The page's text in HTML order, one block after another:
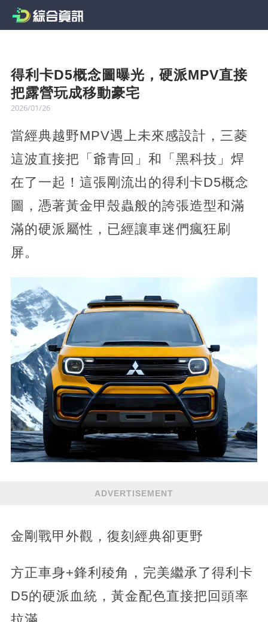
得利卡D5概念圖曝光，硬派MPV直接
把露營玩成移動豪宅
2026/01/26
當經典越野MPV遇上未來感設計，三菱
這波直接把「爺青回」和「黑科技」焊
在了一起！這張剛流出的得利卡D5概念
圖，憑著黃金甲殼蟲般的誇張造型和滿
滿的硬派屬性，已經讓車迷們瘋狂刷
屏。
ADVERTISEMENT
金剛戰甲外觀，復刻經典卻更野
方正車身+鋒利稜角，完美繼承了得利卡
D5的硬派血統，黃金配色直接把回頭率